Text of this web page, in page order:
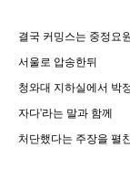
결국 커밍스는 중정요
서울로 압송한뒤
청와대 지하실에서 박
자다'라는 말과 함께
처단했다는 주장을 펼